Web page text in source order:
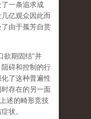
一条追求成
亿观众因此而
由于孤芳自赏
欲期固结”并
碍和控制的行
了这种普遍性
存在的另一面
上述的畸形竞技
状。